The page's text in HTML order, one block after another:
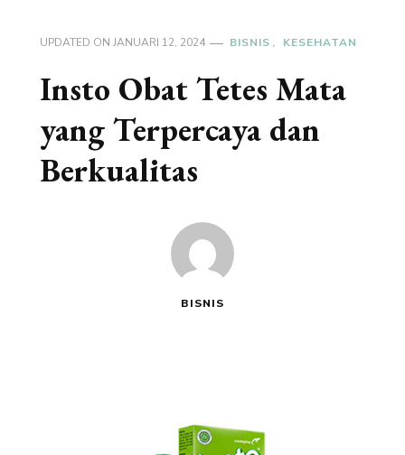
UPDATED ON JANUARI 12, 2024 BISNIS KESEHATAN
Insto Obat Tetes Mata
yang Terpercaya dan
Berkualitas
BISNIS